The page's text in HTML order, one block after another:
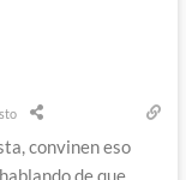
convinen eso
de que